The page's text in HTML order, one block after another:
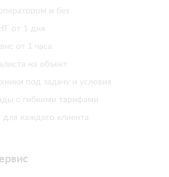
и без
от 1 дня
от 1 часа
на объект
под задачу и условия
с гибкими тарифами
каждого клиента